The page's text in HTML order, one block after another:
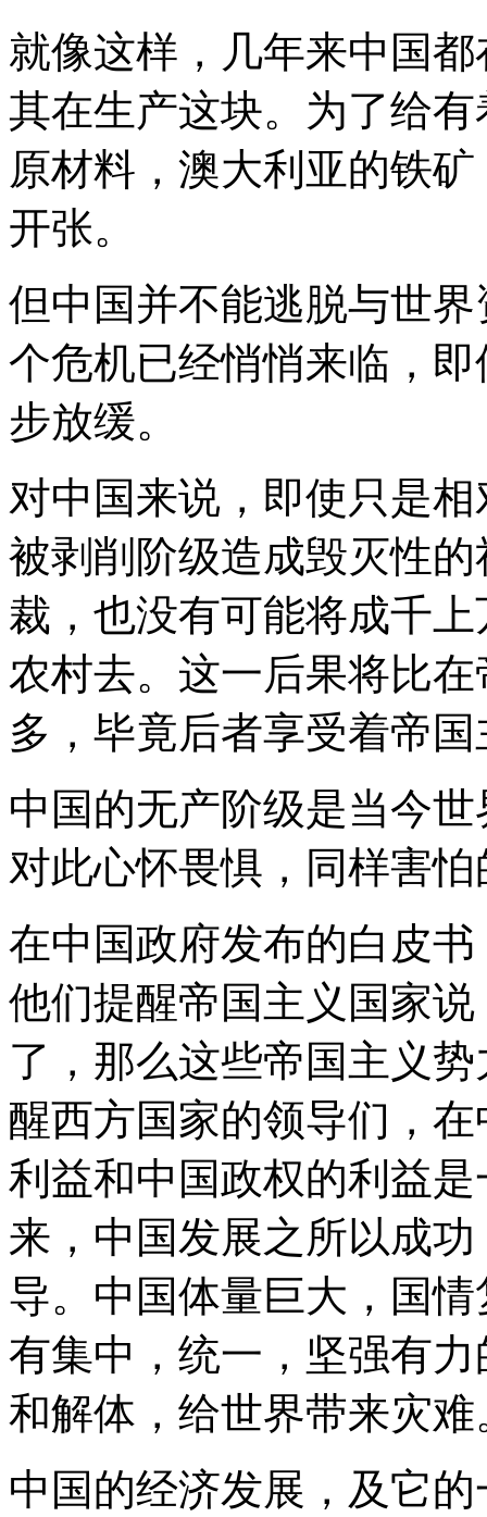
就像这样，几年来中国
其在生产这块。为了给
原材料，澳大利亚的铁
开张。
但中国并不能逃脱与世
个危机已经悄悄来临，
步放缓。
对中国来说，即使只是
被剥削阶级造成毁灭性
裁，也没有可能将成千
农村去。这一后果将比
多，毕竟后者享受着帝
中国的无产阶级是当今
对此心怀畏惧，同样害
在中国政府发布的白皮
他们提醒帝国主义国家
了，那么这些帝国主义
醒西方国家的领导们，
利益和中国政权的利益
来，中国发展之所以成
导。中国体量巨大，国
有集中，统一，坚强有
和解体，给世界带来灾难
中国的经济发展，及它